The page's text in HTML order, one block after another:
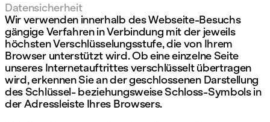
Datensicherheit
Wir verwenden innerhalb des Webseite-Besuchs
gängige Verfahren in Verbindung mit der jeweils
höchsten Verschlüsselungsstufe, die von Ihrem
Browser unterstützt wird. Ob eine einzelne Seite
unseres Internetauftrittes verschlüsselt übertragen
wird, erkennen Sie an der geschlossenen Darstellung
des Schlüssel- beziehungsweise Schloss-Symbols in
der Adressleiste Ihres Browsers.